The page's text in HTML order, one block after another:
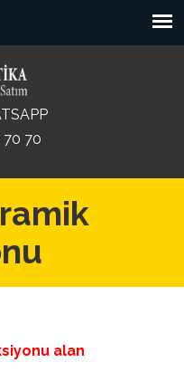
70 70
alan